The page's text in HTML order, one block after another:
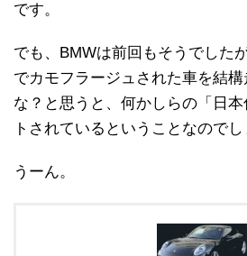
です。
でも、BMWは前回もそうでした
でカモフラージュされた車を結
な？と思うと、何かしらの「日
トされているということなのでし
うーん。